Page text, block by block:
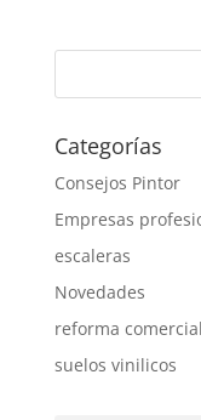
Categorías
Consejos Pintor
Empresas
escaleras
Novedades
reforma comercial
suelos vinilicos